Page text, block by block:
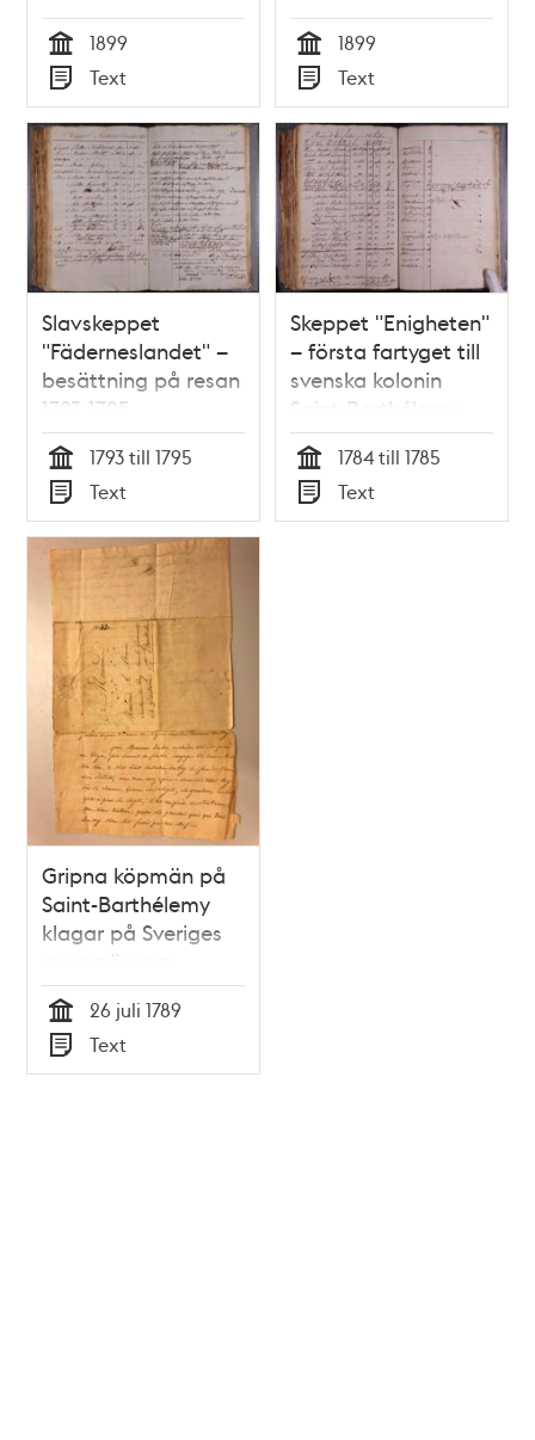
sjukliga barn
Tid
1899
Typ
Text
sjukliga barn
Tid
1899
Typ
Text
Slavskeppet
"Fäderneslandet" –
besättning på resan
1793-1795
Tid
1793 till 1795
Typ
Text
Skeppet "Enigheten"
– första fartyget till
svenska kolonin
Saint-Barthélemy
Tid
1784 till 1785
Typ
Text
Gripna köpmän på
Saint-Barthélemy
klagar på Sveriges
guvernör von
Rosenstein – brev
från 1789
Tid
26 juli 1789
Typ
Text